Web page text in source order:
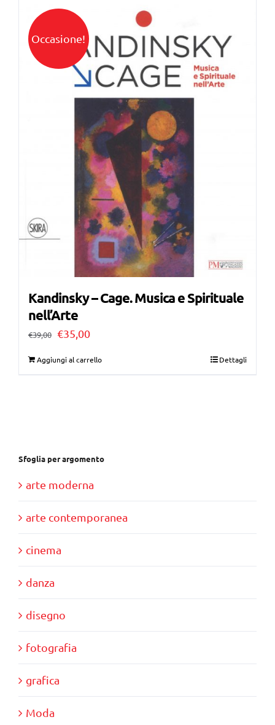
Occasione!
Kandinsky – Cage. Musica e Spirituale
nell’Arte
€39,00 Il
€35,00Il
Aggiungi al carrello Dettagli
Sfoglia per argomento
arte moderna
arte contemporanea
cinema
danza
disegno
fotografia
grafica
Moda